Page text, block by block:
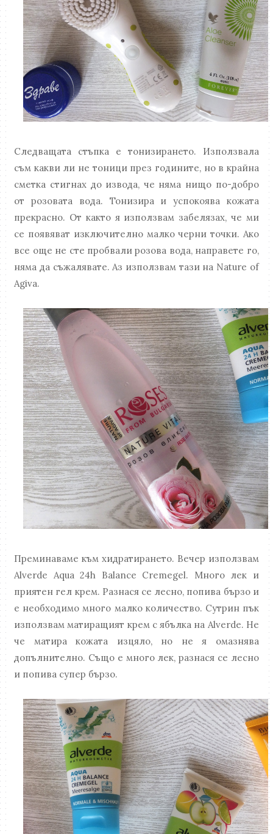
Следващата стъпка е тонизирането. Използвала
съм какви ли не тоници през годините, но в крайна
сметка стигнах до извода, че няма нищо по-добро
от розовата вода. Тонизира и успокоява кожата
прекрасно. От както я използвам забелязах, че ми
се появяват изключително малко черни точки. Ако
все още не сте пробвали розова вода, направете го,
няма да съжалявате. Аз използвам тази на Nature of
Agiva.
Преминаваме към хидратирането. Вечер използвам
Alverde Aqua 24h Balance Cremegel. Много лек и
приятен гел крем. Разнася се лесно, попива бързо и
е необходимо много малко количество. Сутрин пък
използвам матиращият крем с ябълка на Alverde. Не
че матира кожата изцяло, но не я омазнява
допълнително. Също е много лек, разнася се лесно
и попива супер бързо.